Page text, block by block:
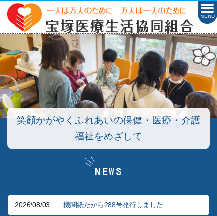
MENU
笑顔かがやくふれあいの保健・医療・介護
福祉をめざして
笑顔かがやくふれあいの保健・医療・介護
福祉をめざして
笑顔かがやくふれあいの保健・医療・介護
福祉をめざして
NEWS
2026/08/03 機関紙たから288号発行しました